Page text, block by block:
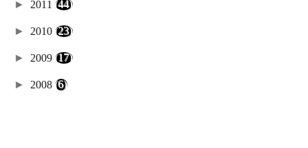
► 2011 (44)
► 2010 (23)
► 2009 (17)
► 2008 (6)